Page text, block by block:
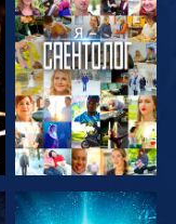
СМОТРЕТЬ